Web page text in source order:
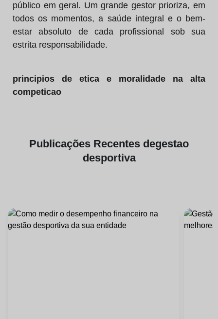
público em geral. Um grande gestor prioriza, em
todos os momentos, a saúde integral e o bem-
estar absoluto de cada profissional sob sua
estrita responsabilidade.
principios de etica e moralidade na alta
competicao
Publicações Recentes degestao
desportiva